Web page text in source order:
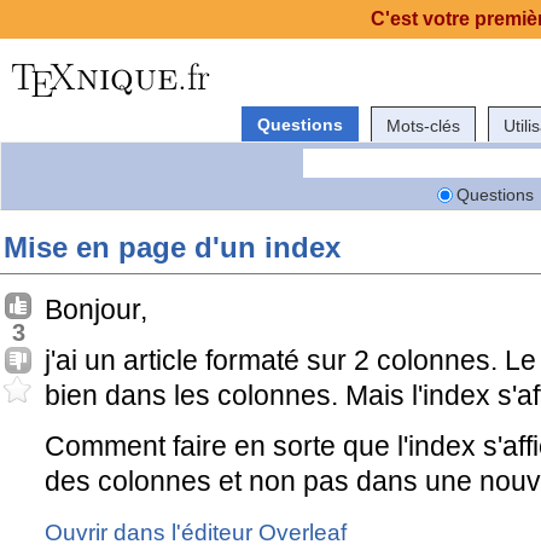
Questions Mots-clés
Questions
Mise en page d'un index
3
Bonjour,
j'ai un article formaté sur 2 colonnes.
bien dans les colonnes. Mais l'index
Comment faire en sorte que l'index
des colonnes et non pas dans une
Ouvrir dans l'éditeur Overleaf
C'est votre